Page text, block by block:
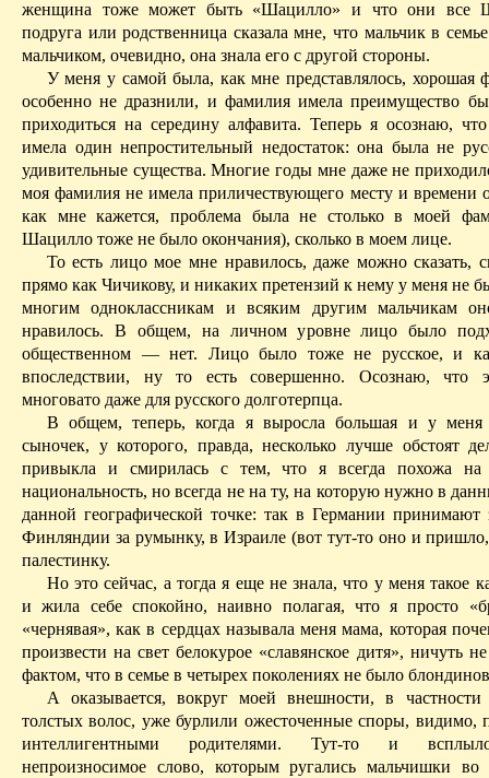
женщина тоже может быть «Шацилло» и что они все
подруга или родственница сказала мне, что мальчик в
мальчиком, очевидно, она знала его с другой стороны.
У меня у самой была, как мне представлялось, хорошая
особенно не дразнили, и фамилия имела преимущество
приходиться на середину алфавита. Теперь я осознаю,
имела один непростительный недостаток: она была не
удивительные существа. Многие годы мне даже не
моя фамилия не имела приличествующего месту и времени
как мне кажется, проблема была не столько в моей
Шацилло тоже не было окончания), сколько в моем лице.
То есть лицо мое мне нравилось, даже можно сказать,
прямо как Чичикову, и никаких претензий к нему у меня не
многим одноклассникам и всяким другим мальчикам
нравилось. В общем, на личном уровне лицо было
общественном — нет. Лицо было тоже не русское, и
впоследствии, ну то есть совершенно. Осознаю, что
многовато даже для русского долготерпца.
В общем, теперь, когда я выросла большая и у меня
сыночек, у которого, правда, несколько лучше обстоят
привыкла и смирилась с тем, что я всегда похожа на
национальность, но всегда не на ту, на которую нужно в
данной географической точке: так в Германии принимают
Финляндии за румынку, в Израиле (вот тут-то оно и
палестинку.
Но это сейчас, а тогда я еще не знала, что у меня такое
и жила себе спокойно, наивно полагая, что я просто
«чернявая», как в сердцах называла меня мама, которая
произвести на свет белокурое «славянское дитя», ничуть
фактом, что в семье в четырех поколениях не было
А оказывается, вокруг моей внешности, в
толстых волос, уже бурлили ожесточенные споры, видимо,
интеллигентными родителями. Тут-то и
непроизносимое слово, которым ругались мальчишки